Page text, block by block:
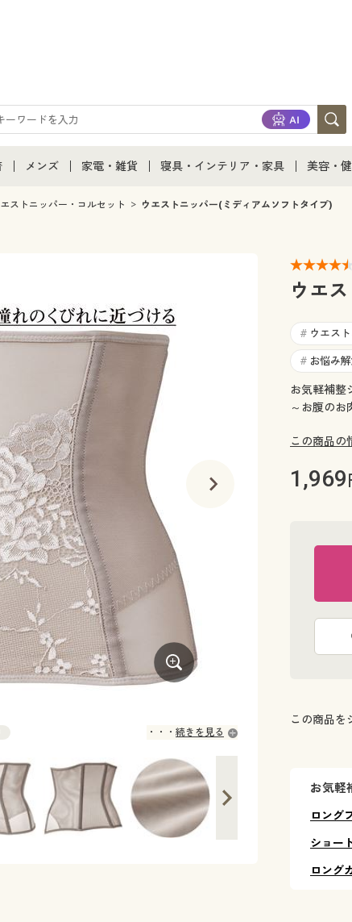
通販すべて
ンズ下着
メンズ
メンズ通販すべて
家電・雑貨
家電・雑貨すべて
寝具・インテリア・家具
寝具・インテリア・家具通販すべて
カーテン・ラグ・ファブリック
美容・
美容・
ストニッパー・コルセット ウエストニッパー(ミディアムソフトタイプ)
続きを見る
気になるウエストのお肉
ウエ
# ウエス
# お悩み
お気軽補整
～お腹のお
この商品の
1,969
この商品を
お気軽
ロング
ショー
ロング